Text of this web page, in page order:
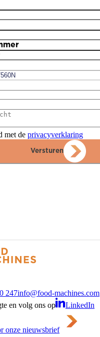
met de privacyverklaring
Versturen
247info@food-machines.com
en volg ons op
LinkedIn
onze nieuwsbrief